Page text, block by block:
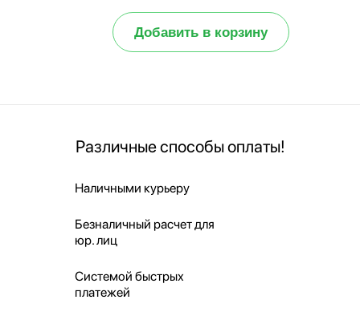
Добавить в корзину
Различные способы оплаты!
Наличными курьеру
Безналичный расчет для
юр. лиц
Системой быстрых
платежей